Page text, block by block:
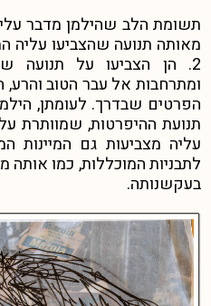
תשומת הלב שהילמן מדבר
2. הן הצביעו על תנועה
ומתרחבות אל עבר הטוב והרע,
הפרטים שבדרך. לעומתן,
תנועת ההיפרטות, שמוותרת
עליה מצביעות גם המיינות
לתבניות המוכללות, כמו
בעקשנותה.